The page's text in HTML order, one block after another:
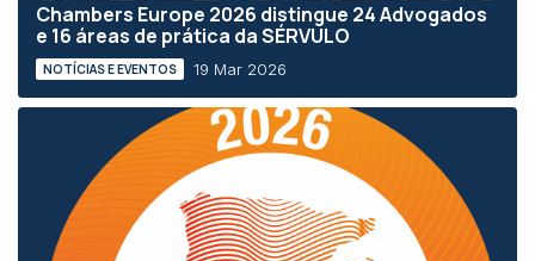
Chambers Europe 2026 distingue 24 Advogados
e 16 áreas de prática da SÉRVULO
NOTÍCIAS E EVENTOS 19 Mar 2026